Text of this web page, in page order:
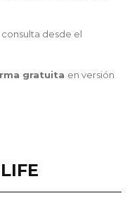
desde el
gratuita en versión